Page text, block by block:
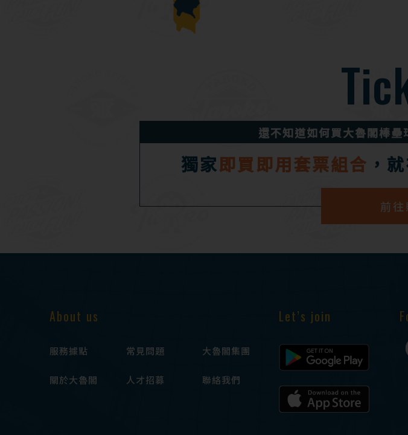
還不知道如何買大魯閣棒壘
獨家即買即用套票組合 ，
前往
About us
服務據點 常見問題 大魯閣集團
關於大魯閣 人才招募 聯絡我們
Let’s join